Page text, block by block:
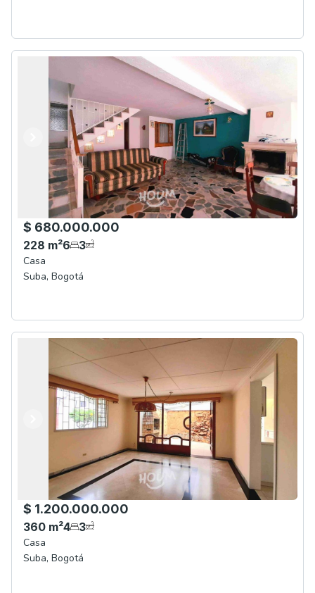
Anterior
Siguiente
$ 680.000.000
228 m²6 3
Casa
Suba, Bogotá
Anterior
Siguiente
$ 1.200.000.000
360 m²4 3
Casa
Suba, Bogotá